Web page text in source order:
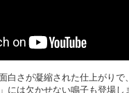
白さが凝縮された仕上がり
には欠かせない鳴子も登場